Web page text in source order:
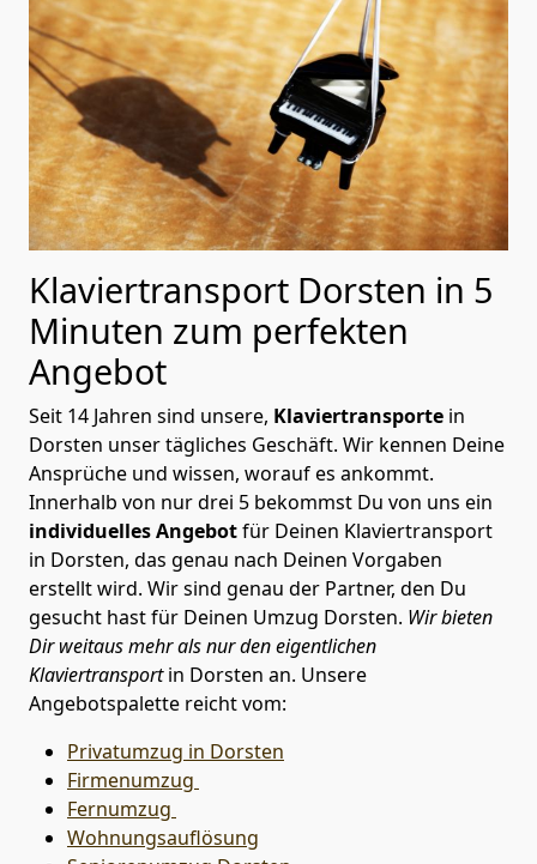
Klaviertransport Dorsten in 5
Minuten zum perfekten
Angebot
Seit 14 Jahren sind unsere, Klaviertransporte in
Dorsten unser tägliches Geschäft. Wir kennen Deine
Ansprüche und wissen, worauf es ankommt.
Innerhalb von nur drei 5 bekommst Du von uns ein
individuelles Angebotfür Deinen Klaviertransport
in Dorsten, das genau nach Deinen Vorgaben
erstellt wird. Wir sind genau der Partner, den Du
gesucht hast für Deinen Umzug Dorsten. Wir bieten
Dir weitaus mehr als nur den eigentlichen
Klaviertransportin Dorsten an. Unsere
Angebotspalette reicht vom:
Privatumzug in Dorsten
Firmenumzug
Fernumzug
Wohnungsauflösung